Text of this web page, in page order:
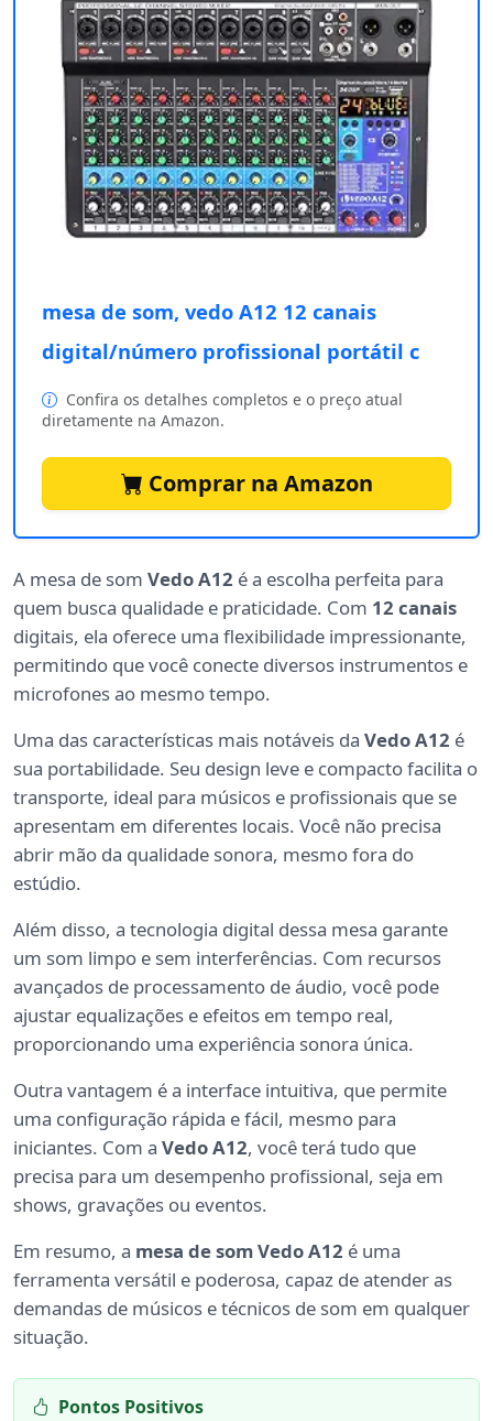
mesa de som, vedo A12 12 canais
digital/número profissional portátil c
Confira os detalhes completos e o preço atual
diretamente na Amazon.
Comprar na Amazon
A mesa de som Vedo A12 é a escolha perfeita para
quem busca qualidade e praticidade. Com 12 canais
digitais, ela oferece uma flexibilidade impressionante,
permitindo que você conecte diversos instrumentos e
microfones ao mesmo tempo.
Uma das características mais notáveis da Vedo A12 é
sua portabilidade. Seu design leve e compacto facilita o
transporte, ideal para músicos e profissionais que se
apresentam em diferentes locais. Você não precisa
abrir mão da qualidade sonora, mesmo fora do
estúdio.
Além disso, a tecnologia digital dessa mesa garante
um som limpo e sem interferências. Com recursos
avançados de processamento de áudio, você pode
ajustar equalizações e efeitos em tempo real,
proporcionando uma experiência sonora única.
Outra vantagem é a interface intuitiva, que permite
uma configuração rápida e fácil, mesmo para
iniciantes. Com a Vedo A12, você terá tudo que
precisa para um desempenho profissional, seja em
shows, gravações ou eventos.
Em resumo, a mesa de som Vedo A12 é uma
ferramenta versátil e poderosa, capaz de atender as
demandas de músicos e técnicos de som em qualquer
situação.
Pontos Positivos